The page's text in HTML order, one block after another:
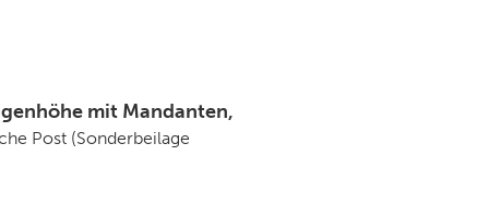
mit Mandanten,
Post (Sonderbeilage